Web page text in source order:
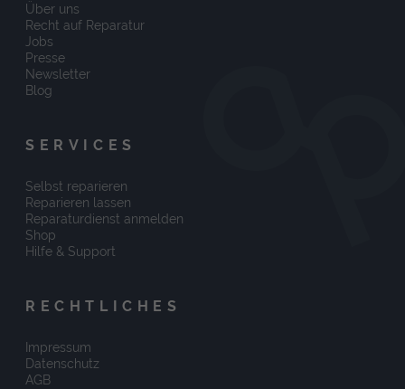
Über uns
Recht auf Reparatur
Jobs
Presse
Newsletter
Blog
SERVICES
Selbst reparieren
Reparieren lassen
Reparaturdienst anmelden
Shop
Hilfe & Support
RECHTLICHES
Impressum
Datenschutz
AGB